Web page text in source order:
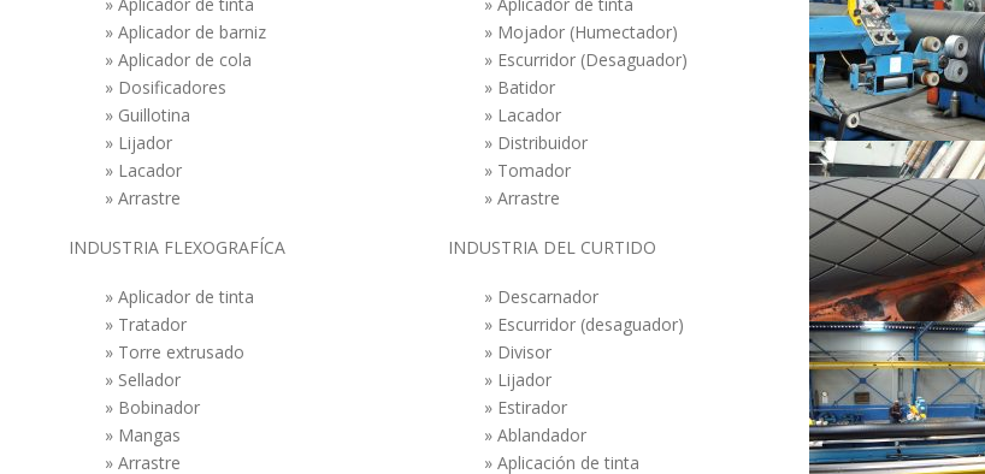
» Aplicador de barniz
» Aplicador de cola
» Dosificadores
» Guillotina
» Lijador
» Lacador
» Arrastre
INDUSTRIA FLEXOGRAFÍCA
» Aplicador de tinta
» Tratador
» Torre extrusado
» Sellador
» Bobinador
» Mangas
» Arrastre
» Mojador (Humectador)
» Escurridor (Desaguador)
» Batidor
» Lacador
» Distribuidor
» Tomador
» Arrastre
INDUSTRIA DEL CURTIDO
» Descarnador
» Escurridor (desaguador)
» Divisor
» Lijador
» Estirador
» Ablandador
» Aplicación de tinta